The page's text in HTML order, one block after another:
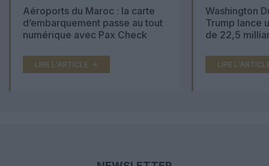
Aéroports du Maroc : la carte
d’embarquement passe au tout
numérique avec Pax Check
LIRE L'ARTICLE
Washington
Trump lance
de 22,5
LIRE